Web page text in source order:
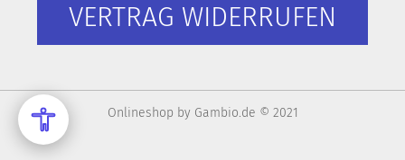
VERTRAG WIDERRUFEN
Onlineshop by Gambio.de © 2021